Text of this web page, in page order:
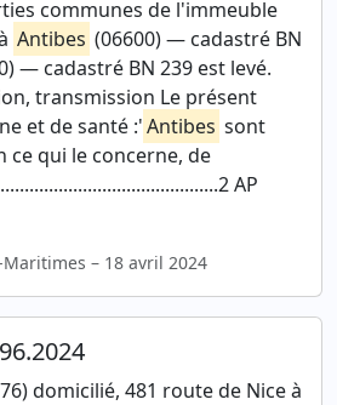
communes de l'immeuble
Antibes (06600) — cadastré BN
— cadastré BN 239 est levé.
transmission Le présent
et de santé :'Antibes sont
ce qui le concerne, de
AP
– 18 avril 2024
domicilié, 481 route de Nice à